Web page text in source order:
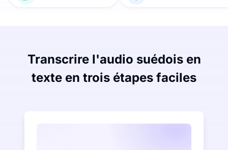
Transcrire l'audio suédois en
texte en trois étapes faciles